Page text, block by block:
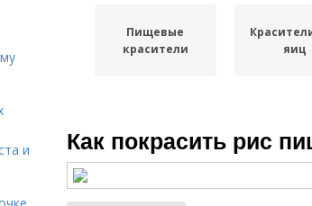
Пищевые
красители
яиц
Как покрасить рис
и